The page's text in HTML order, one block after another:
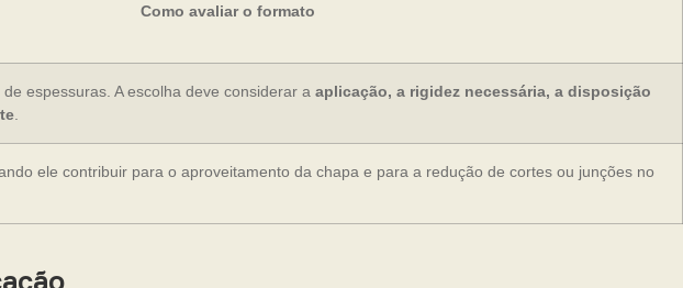
Como avaliar o formato
espessuras. A escolha deve considerar a aplicação, a rigidez necessária, a disposição
ele contribuir para o aproveitamento da chapa e para a redução de cortes ou junções no